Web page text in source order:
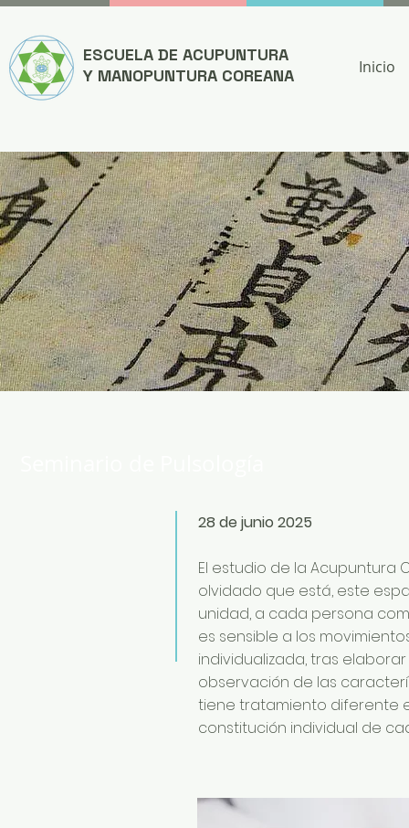
ESCUELA DE ACUPUNTURA
Y MANOPUNTURA COREANA
Inicio
28 de junio 2025
El estudio de la
olvidado que está, este
unidad, a cada persona
es sensible a los
individualizada, tras
observación de las
tiene tratamiento diferente
constitución individual de